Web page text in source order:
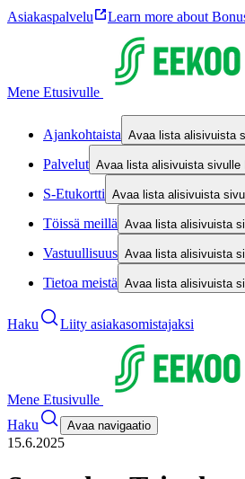
Asiakaspalvelu Learn more about
Mene Etusivulle
Ajankohtaista Avaa lista alisivuista
Palvelut Avaa lista alisivuista sivulle
S-Etukortti Avaa lista alisivuista
Töissä meillä Avaa lista alisivuista
Vastuullisuus Avaa lista alisivuista
Tietoa meistä Avaa lista alisivuista
Haku Liity asiakasomistajaksi
Mene Etusivulle
Haku
Avaa navigaatio
15.6.2025